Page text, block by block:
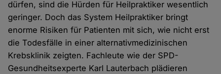
dürfen, sind die Hürden für Heilpraktiker wesentlich
geringer. Doch das System Heilpraktiker bringt
enorme Risiken für Patienten mit sich, wie nicht erst
die Todesfälle in einer alternativmedizinischen
Krebsklinik zeigten. Fachleute wie der SPD-
Gesundheitsexperte Karl Lauterbach plädieren